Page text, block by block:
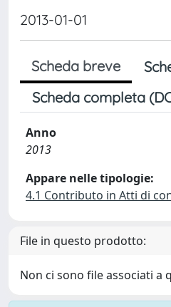
2013-01-01
Scheda breve
Scheda completa
Anno
2013
Appare nelle tipologie:
4.1 Contributo in Atti di
File in questo prodotto:
Non ci sono file associati a